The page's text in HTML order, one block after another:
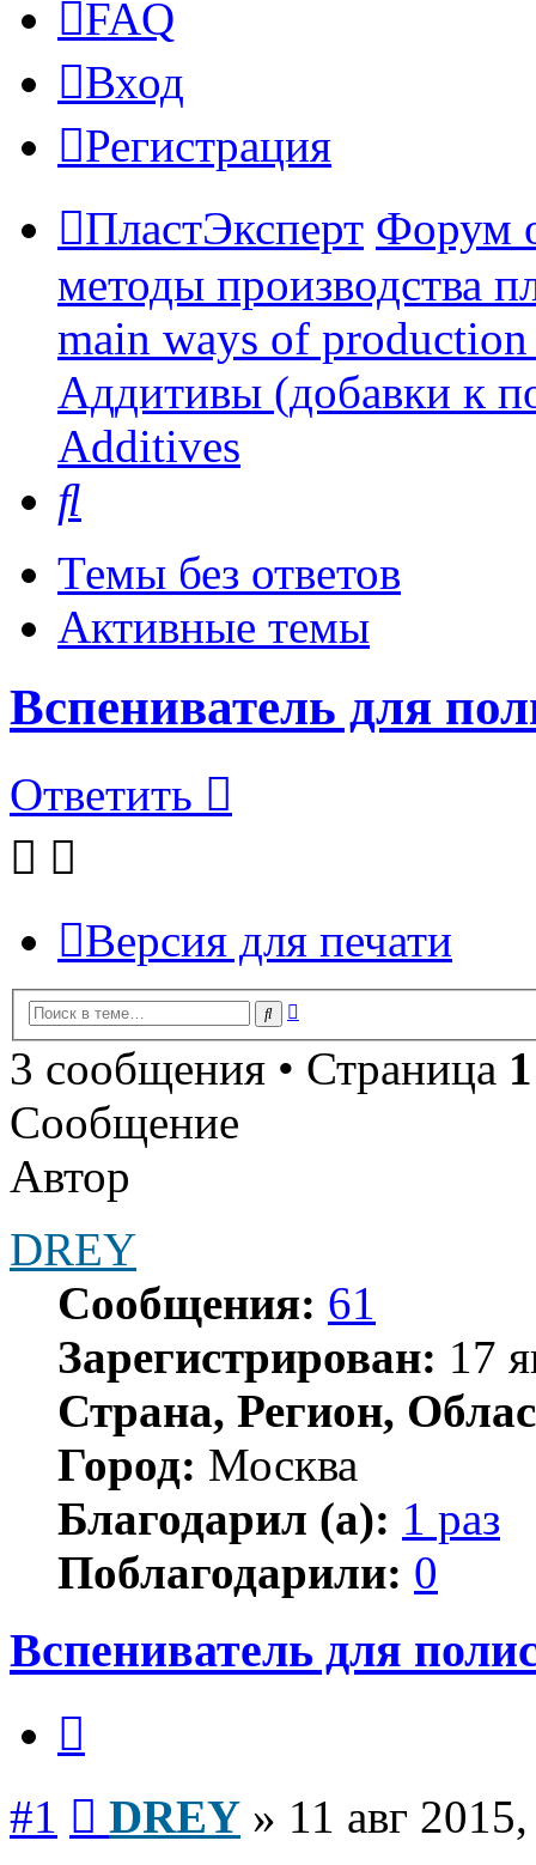
FAQ
Вход
Регистрация
ПластЭксперт Форум
методы производства
main ways of
Аддитивы (добавки к
Additives
Темы без ответов
Активные темы
Вспениватель для
Ответить
Версия для печати
Поиск
3 сообщения • Страница 1
Сообщение
Автор
DREY
Сообщения: 61
Зарегистрирован: 17
Страна, Регион,
Город: Москва
Благодарил (а): 1 раз
Поблагодарили: 0
Вспениватель для
#1 DREY » 11 авг